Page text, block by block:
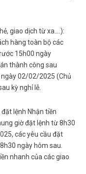
giao dịch từ xa….):
hàng toàn bộ các
15h00 ngày
thành công sau
02/02/2025 (Chủ
kỳ nghỉ lễ.
lệnh Nhận tiền
giờ đặt lệnh từ 8h30
các yêu cầu đặt
ngày hôm sau.
nhanh của các giao